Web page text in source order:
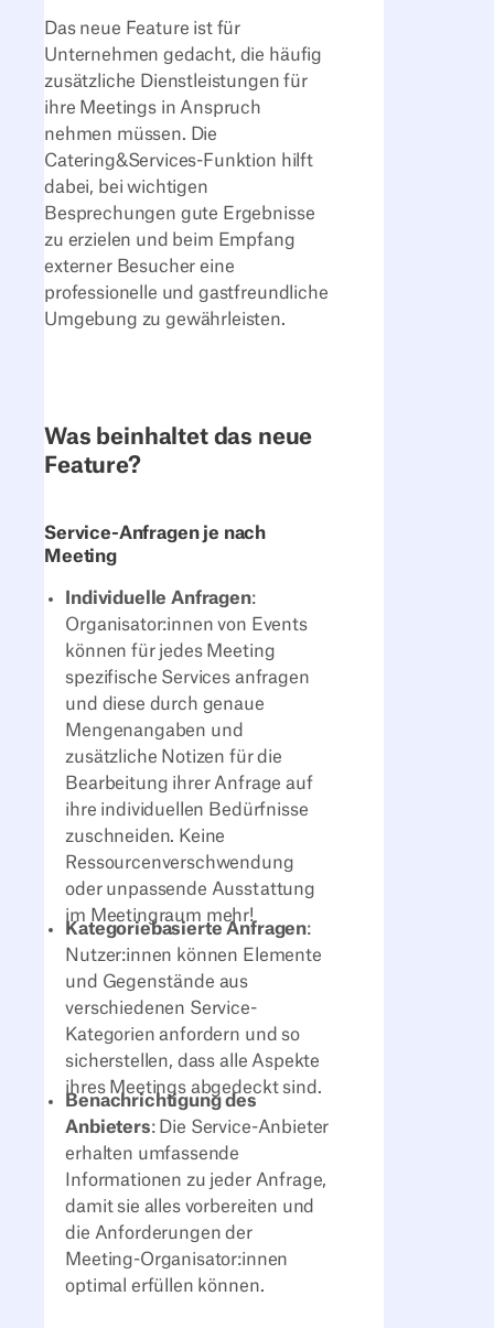
Das neue Feature ist für
Unternehmen gedacht, die häufig
zusätzliche Dienstleistungen für
ihre Meetings in Anspruch
nehmen müssen. Die
Catering&Services-Funktion hilft
dabei, bei wichtigen
Besprechungen gute Ergebnisse
zu erzielen und beim Empfang
externer Besucher eine
professionelle und gastfreundliche
Umgebung zu gewährleisten.
Was beinhaltet das neue
Feature?
Service-Anfragen je nach
Meeting
Individuelle Anfragen:
Organisator:innen von Events
können für jedes Meeting
spezifische Services anfragen
und diese durch genaue
Mengenangaben und
zusätzliche Notizen für die
Bearbeitung ihrer Anfrage auf
ihre individuellen Bedürfnisse
zuschneiden. Keine
Ressourcenverschwendung
oder unpassende Ausstattung
im Meetingraum mehr!
Kategoriebasierte Anfragen:
Nutzer:innen können Elemente
und Gegenstände aus
verschiedenen Service-
Kategorien anfordern und so
sicherstellen, dass alle Aspekte
ihres Meetings abgedeckt sind.
Benachrichtigung des
Anbieters: Die Service-Anbieter
erhalten umfassende
Informationen zu jeder Anfrage,
damit sie alles vorbereiten und
die Anforderungen der
Meeting-Organisator:innen
optimal erfüllen können.